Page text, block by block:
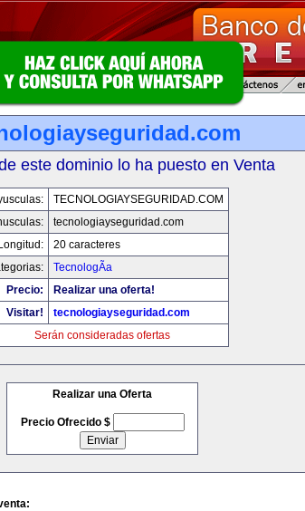
este dominio lo ha puesto en Venta
TECNOLOGIAYSEGURIDAD.COM
tecnologiayseguridad.com
Longitud:
20 caracteres
TecnologÃ­a
Precio:
Realizar una oferta!
Visitar!
tecnologiayseguridad.com
Serán consideradas ofertas
Realizar una Oferta
Precio Ofrecido $